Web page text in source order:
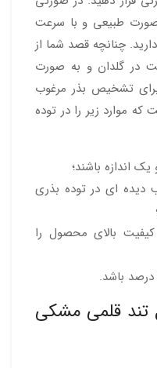
بذر، 92 عدد به صورت طبیعی و با سرعت
چنانچه قصد شما از
در گلدان و به صورت
تشخیص بذر مرغوب
موارد زیر را در توده
اندازه باشند؛
ای در توده بذری
بالای محصول را
تند قلمی مشکی